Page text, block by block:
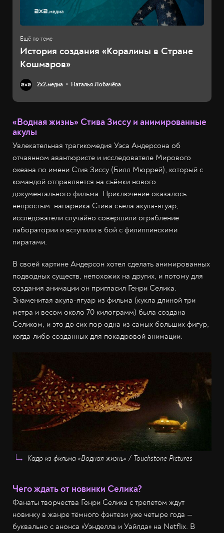
История создания «Коралины в Стране
Кошмаров»
2х2.медиа Наталья Лобачёва
«Водная жизнь» Стива Зиссу и анимированные
акулы
Увлекательная трагикомедия Уэса Андерсона об
отчаянном авантюристе и исследователе Мирового
океана по имени Стив Зиссу (Билл Мюррей), который с
командой отправляется на съёмки нового
документального фильма. Приключение оказалось
непростым: напарника Стива съела акула-ягуар,
исследователи случайно совершили ограбление
лаборатории и вступили в бой с филиппинскими
пиратами.
В своей картине Андерсон хотел сделать анимированных
подводных существ, непохожих на других, и потому для
создания анимации он пригласил Генри Селика.
Знаменитая акула-ягуар из фильма (кукла длиной три
метра и весом около 70 килограмм) была создана
Селиком, и это до сих пор одна из самых больших фигур,
когда-либо созданных для покадровой анимации.
Кадр из фильма «Водная жизнь» / Touchstone Pictures
Чего ждать от новинки Селика?
Фанаты творчества Генри Селика с трепетом ждут
новинку в жанре тёмного фэнтези уже четыре года —
буквально с анонса «Уэнделла и Уайлда» на Netflix. В